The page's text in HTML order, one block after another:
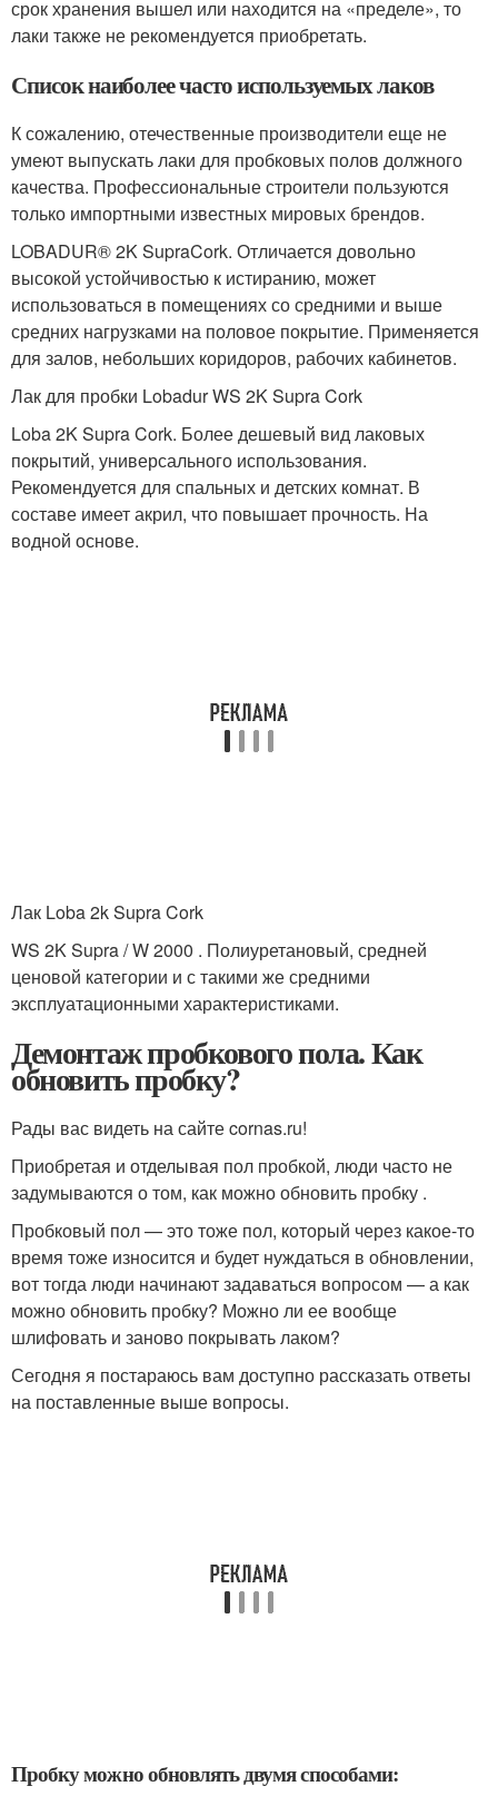
срок хранения вышел или находится на «пределе», то
лаки также не рекомендуется приобретать.
Список наиболее часто используемых лаков
К сожалению, отечественные производители еще не
умеют выпускать лаки для пробковых полов должного
качества. Профессиональные строители пользуются
только импортными известных мировых брендов.
LOBADUR® 2K SupraCork. Отличается довольно
высокой устойчивостью к истиранию, может
использоваться в помещениях со средними и выше
средних нагрузками на половое покрытие. Применяется
для залов, небольших коридоров, рабочих кабинетов.
Лак для пробки Lobadur WS 2K Supra Cork
Loba 2K Supra Cork. Более дешевый вид лаковых
покрытий, универсального использования.
Рекомендуется для спальных и детских комнат. В
составе имеет акрил, что повышает прочность. На
водной основе.
Лак Loba 2k Supra Cork
WS 2K Supra / W 2000 . Полиуретановый, средней
ценовой категории и с такими же средними
эксплуатационными характеристиками.
Демонтаж пробкового пола. Как
обновить пробку?
Рады вас видеть на сайте cornas.ru!
Приобретая и отделывая пол пробкой, люди часто не
задумываются о том, как можно обновить пробку .
Пробковый пол — это тоже пол, который через какое-то
время тоже износится и будет нуждаться в обновлении,
вот тогда люди начинают задаваться вопросом — а как
можно обновить пробку? Можно ли ее вообще
шлифовать и заново покрывать лаком?
Сегодня я постараюсь вам доступно рассказать ответы
на поставленные выше вопросы.
Пробку можно обновлять двумя способами: